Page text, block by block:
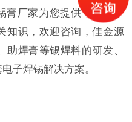
膏厂家为您提供，如需了
知识，欢迎咨询，佳金源
助焊膏等锡焊料的研发、
子焊锡解决方案。